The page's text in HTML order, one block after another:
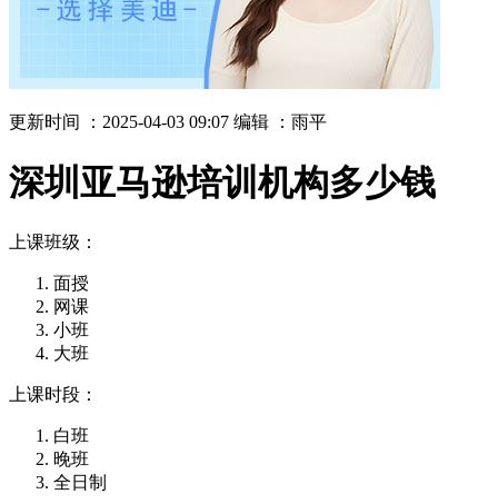
更新时间 ：2025-04-03 09:07 编辑 ：雨平
深圳亚马逊培训机构多少钱
上课班级：
面授
网课
小班
大班
上课时段：
白班
晚班
全日制